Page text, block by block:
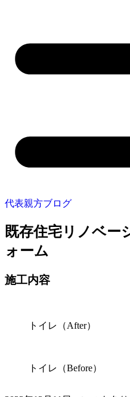
代表親方ブログ
既存住宅リノベ
ォーム
施工内容
トイレ（After）
トイレ（Before）